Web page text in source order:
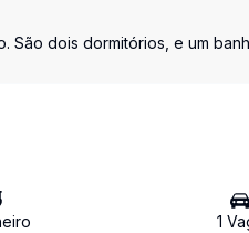
São dois dormitórios, e um
1